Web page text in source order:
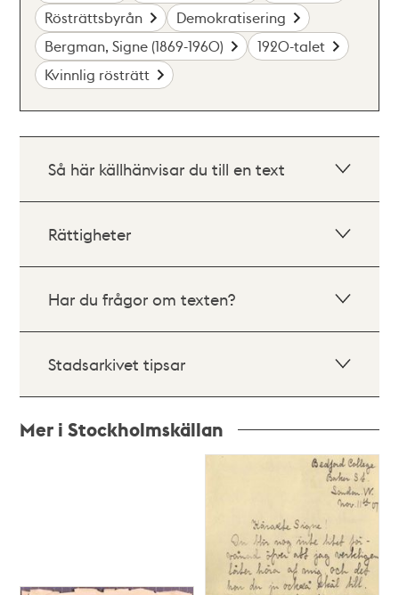
Rösträttsbyrån
Demokratisering
Bergman, Signe (1869-1960)
1920-talet
Kvinnlig rösträtt
Så här källhänvisar du till en text
Rättigheter
Har du frågor om texten?
Stadsarkivet tipsar
Mer i Stockholmskällan